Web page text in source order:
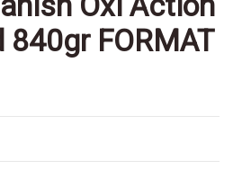
840gr FORMAT